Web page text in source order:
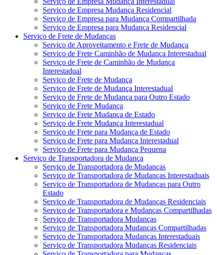
Serviço de Empresa Mudança Residencial
Serviço de Empresa para Mudança Compartilhada
Serviço de Empresa para Mudança Residencial
Serviço de Frete de Mudanças
Serviço de Aproveitamento e Frete de Mudança
Serviço de Frete Caminhão de Mudança Interestadual
Serviço de Frete de Caminhão de Mudança
Interestadual
Serviço de Frete de Mudança
Serviço de Frete de Mudança Interestadual
Serviço de Frete de Mudança para Outro Estado
Serviço de Frete Mudança
Serviço de Frete Mudança de Estado
Serviço de Frete Mudança Interestadual
Serviço de Frete para Mudança de Estado
Serviço de Frete para Mudança Interestadual
Serviço de Frete para Mudança Pequena
Serviço de Transportadora de Mudança
Serviço de Transportadora de Mudanças
Serviço de Transportadora de Mudanças Interestaduais
Serviço de Transportadora de Mudanças para Outro
Estado
Serviço de Transportadora de Mudanças Residenciais
Serviço de Transportadora e Mudanças Compartilhadas
Serviço de Transportadora Mudanças
Serviço de Transportadora Mudanças Compartilhadas
Serviço de Transportadora Mudanças Interestaduais
Serviço de Transportadora Mudanças Residenciais